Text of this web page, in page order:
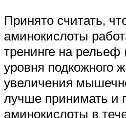
Принято считать,
аминокислоты
тренинге на рельеф
уровня подкожного
увеличения
лучше принимать и
аминокислоты в